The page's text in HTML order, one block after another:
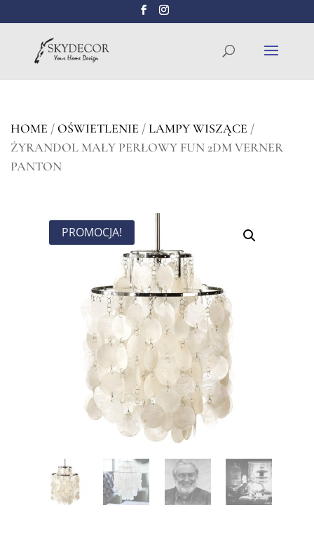
HOME /OŚWIETLENIE /LAMPY WISZĄCE /
ŻYRANDOL MAŁY PERŁOWY FUN 2DM VERNER
PANTON
PROMOCJA!